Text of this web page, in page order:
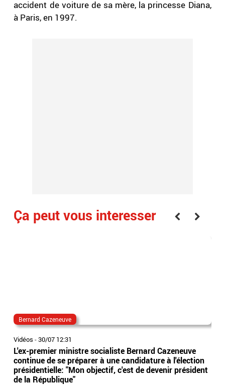
accident de voiture de sa mère, la princesse Diana,
à Paris, en 1997.
Ça peut vous interesser
Bernard Cazeneuve
Vidéos -30/07 12:31
L'ex-premier ministre socialiste Bernard Cazeneuve
continue de se préparer à une candidature à l'élection
présidentielle: "Mon objectif, c'est de devenir président
de la République"